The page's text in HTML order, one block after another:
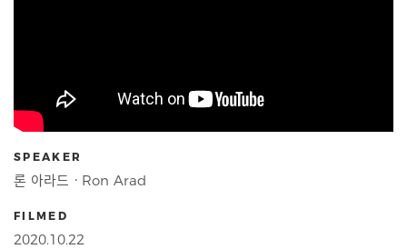
SPEAKER
론 아라드ㆍRon Arad
FILMED
2020.10.22